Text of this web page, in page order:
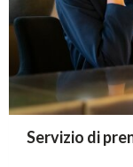
Servizio di
accessibility.sr-
accessibility.sr-